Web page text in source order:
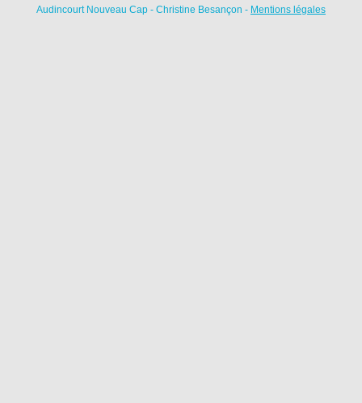
Audincourt Nouveau Cap - Christine Besançon - Mentions légales